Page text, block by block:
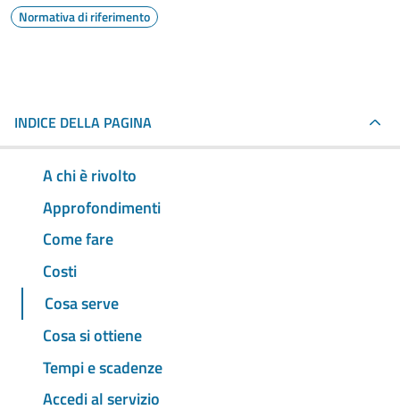
Normativa di riferimento
INDICE DELLA PAGINA
A chi è rivolto
Approfondimenti
Come fare
Costi
Cosa serve
Cosa si ottiene
Tempi e scadenze
Accedi al servizio